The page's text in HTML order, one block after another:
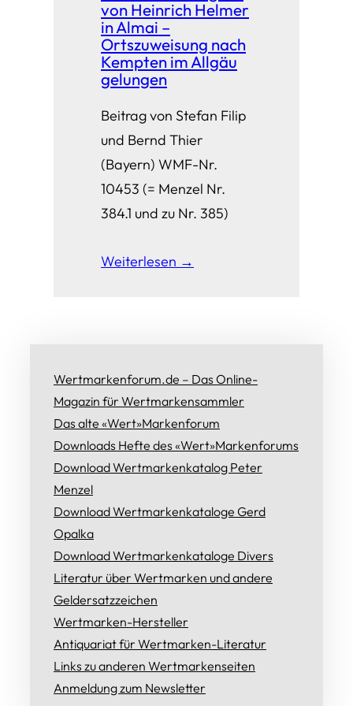
von Heinrich Helmer
in Almai –
Ortszuweisung nach
Kempten im Allgäu
gelungen
Beitrag von Stefan Filip
und Bernd Thier
(Bayern) WMF-Nr.
10453 (= Menzel Nr.
384.1 und zu Nr. 385)
Weiterlesen →
Wertmarkenforum.de – Das Online-
Magazin für Wertmarkensammler
Das alte «Wert»Markenforum
Downloads Hefte des «Wert»Markenforums
Download Wertmarkenkatalog Peter
Menzel
Download Wertmarkenkataloge Gerd
Opalka
Download Wertmarkenkataloge Divers
Literatur über Wertmarken und andere
Geldersatzzeichen
Wertmarken-Hersteller
Antiquariat für Wertmarken-Literatur
Links zu anderen Wertmarkenseiten
Anmeldung zum Newsletter